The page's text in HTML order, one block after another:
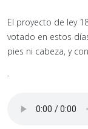
El proyecto de ley
votado en estos
pies ni cabeza, y
-